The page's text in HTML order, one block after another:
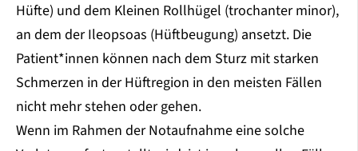
Hüfte) und dem Kleinen Rollhügel (trochanter minor),
an dem der Ileopsoas (Hüftbeugung) ansetzt. Die
Patient*innen können nach dem Sturz mit starken
Schmerzen in der Hüftregion in den meisten Fällen
nicht mehr stehen oder gehen.
Wenn im Rahmen der Notaufnahme eine solche